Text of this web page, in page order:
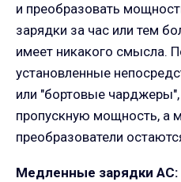
и преобразовать
зарядки за час или тем
имеет никакого смысла.
установленные
или "бортовые
пропускную мощность, а
преобразователи
Медленные зарядки АС: